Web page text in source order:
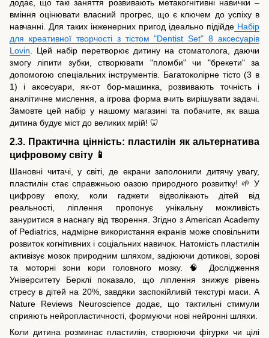
додає, що такі заняття розвивають метакогнітивні навички –
вміння оцінювати власний прогрес, що є ключем до успіху в
навчанні. Для таких інженерних пригод ідеально підійде Набір
для креативної творчості з тістом "Dentist Set" 8 аксесуарів
Lovin . Цей набір перетворює дитину на стоматолога, даючи
змогу ліпити зубки, створювати "пломби" чи "брекети" за
допомогою спеціальних інструментів. Багатоколірне тісто (3 в
1) і аксесуари, як-от бор-машинка, розвивають точність і
аналітичне мислення, а ігрова форма вчить вирішувати задачі.
Замовте цей набір у нашому магазині та побачите, як ваша
дитина будує міст до великих мрій! 🦷
2.3. Практична цінність: пластилін як альтернатива
цифровому світу 📱
Шановні читачі, у світі, де екрани заполонили дитячу увагу,
пластилін стає справжньою оазою природного розвитку! 🌱 У
цифрову епоху, коли гаджети відволікають дітей від
реальності, ліплення пропонує унікальну можливість
зануритися в наснагу від творення. Згідно з American Academy
of Pediatrics, надмірне використання екранів може сповільнити
розвиток когнітивних і соціальних навичок. Натомість пластилін
активізує мозок природним шляхом, задіюючи дотикові, зорові
та моторні зони кори головного мозку. 🧠 Дослідження
Університету Берклі показало, що ліплення знижує рівень
стресу в дітей на 20%, завдяки заспокійливій текстурі маси. А
Nature Reviews Neuroscience додає, що тактильні стимули
сприяють нейропластичності, формуючи нові нейронні шляхи.
Коли дитина розминає пластилін, створюючи фігурки чи цілі